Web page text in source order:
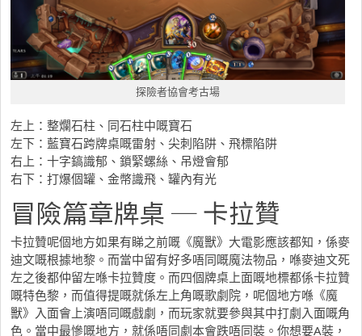
探險者協會考古場
左上：整爛石柱、同石柱中嘅寶石
左下：藍寶石跨牌桌嘅雷射、尖刺陷阱、飛標陷阱
右上：十字鎬識郁、鎖緊螺絲、吊燈會郁
右下：打爆個罐、金幣識飛、罐內有光
冒險篇章牌桌 ─ 卡拉贊
卡拉贊呢個地方如果有睇之前嘅《魔獸》大電影應該都知，係麥
迪文嘅根據地黎。而當中留有好多唔同嘅魔法物品，喺麥迪文死
左之後都仲留左喺卡拉贊度。而四個牌桌上面嘅地標都係卡拉贊
嘅特色黎，而值得提嘅就係左上角嘅歌劇院，呢個地方喺《魔
獸》入面會上演唔同嘅戲劇，而玩家就要參與其中打劇入面嘅角
色。當中最慘嘅地方，就係唔同劇本會跌唔同裝。你想要A裝，